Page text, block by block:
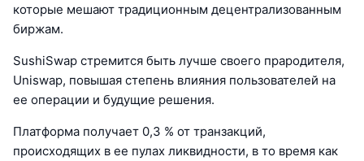
которые мешают традиционным децентрализованным
биржам.
SushiSwap стремится быть лучше своего прародителя,
Uniswap, повышая степень влияния пользователей на
ее операции и будущие решения.
Платформа получает 0,3 % от транзакций,
происходящих в ее пулах ликвидности, в то время как